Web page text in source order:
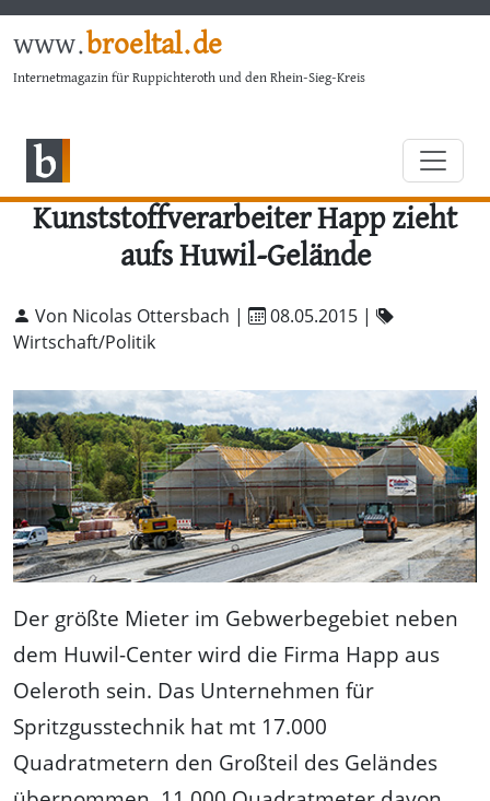
www.broeltal.de
Internetmagazin für Ruppichteroth und den Rhein-Sieg-Kreis
Kunststoffverarbeiter Happ zieht
aufs Huwil-Gelände
Von Nicolas Ottersbach | 08.05.2015 |
Wirtschaft/Politik
Der größte Mieter im Gebwerbegebiet neben
dem Huwil-Center wird die Firma Happ aus
Oeleroth sein. Das Unternehmen für
Spritzgusstechnik hat mt 17.000
Quadratmetern den Großteil des Geländes